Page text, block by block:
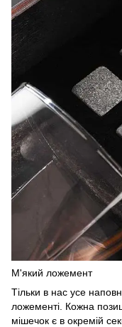
М'який ложемент
Тільки в нас усе
ложементі. Кожна
мішечок є в окремій